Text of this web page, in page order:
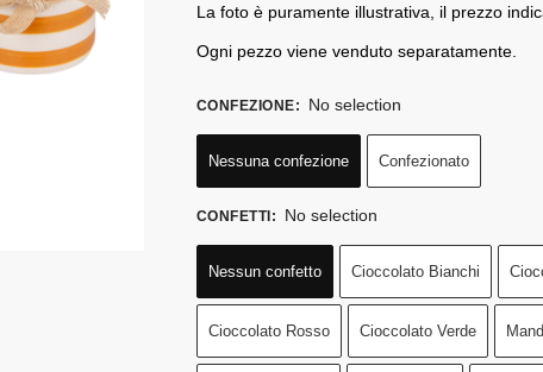
La foto è puramente illustrativa, il prezzo
Ogni pezzo viene venduto separatamente.
CONFEZIONE: No selection
Nessuna confezione Confezionato
CONFETTI: No selection
Nessun confetto Cioccolato Bianchi
Cioccolato Rosso Cioccolato Verde